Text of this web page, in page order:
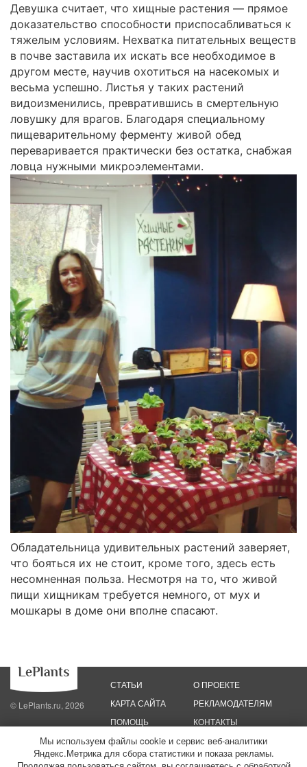
Девушка считает, что хищные растения — прямое
доказательство способности приспосабливаться к
тяжелым условиям. Нехватка питательных веществ
в почве заставила их искать все необходимое в
другом месте, научив охотиться на насекомых и
весьма успешно. Листья у таких растений
видоизменились, превратившись в смертельную
ловушку для врагов. Благодаря специальному
пищеварительному ферменту живой обед
переваривается практически без остатка, снабжая
ловца нужными микроэлементами.
Обладательница удивительных растений заверяет,
что бояться их не стоит, кроме того, здесь есть
несомненная польза. Несмотря на то, что живой
пищи хищникам требуется немного, от мух и
мошкары в доме они вполне спасают.
© LePlants.ru, 2026
СТАТЬИ
КАРТА САЙТА
ПОМОЩЬ
О ПРОЕКТЕ
РЕКЛАМОДАТЕЛЯМ
КОНТАКТЫ
Политика конфиденциальности
Политика использования файлов cookie
Пользовательское соглашение
Редакционные стандарты
Мы используем файлы cookie и сервис веб-аналитики
Яндекс.Метрика для сбора статистики и показа рекламы.